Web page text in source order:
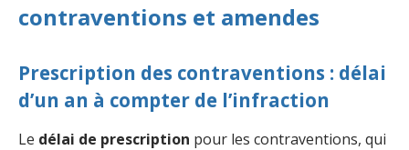
contraventions et amendes
Prescription des contraventions : délai
d’un an à compter de l’infraction
Le délai de prescription pour les contraventions, qui